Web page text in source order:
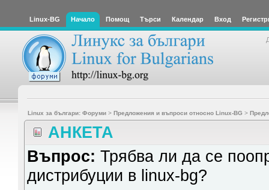
Linux-BG Начало Помощ Търси Календар Вход
Linux за българи: Форуми> Предложения и въпроси относно Linux-BG >
АНКЕТА
Въпрос:Трябва ли да се
дистрибуции в linux-bg?